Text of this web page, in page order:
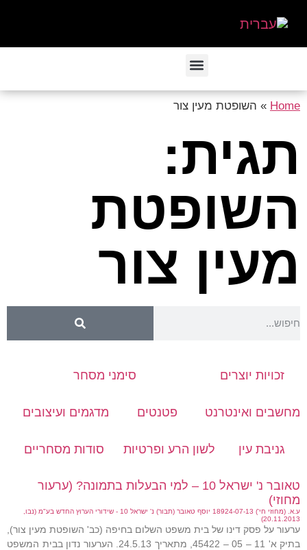
Home
» השופטת מעין צור
תגית:
השופטת
מעין צור
זכויות יוצרים סימני מסחר
מחשבים ואינטרנט פטנטים מדגמים ועיצובים
גניבת עין לשון הרע ופרטיות סודות מסחריים
טאובר נ' ישראל 10 – למי הבעלות בתמונה? (ערעור
מחוזי)
ע.א. (מחוזי חי') 18924-07-13 יוסף טאובר (תבור) נ' ישראל 10 - שידורי הערוץ החדש בע"מ (נבו,
20.11.2013)
ערעור על פסק דינו של בית משפט השלום בחיפה (כב' השופטת מעין צור),
בתיק א' 11 – 05 – 45422, מתאריך 24.5.13. הערעור נדון בבית המשפט